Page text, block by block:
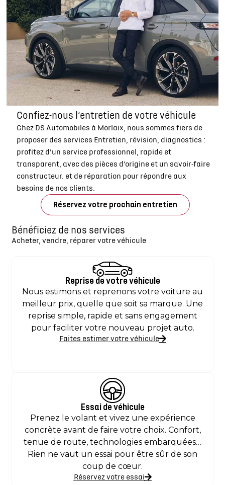
Confiez-nous l’entretien de votre véhicule
Chez DS Automobiles à Morlaix, nous sommes fiers de
proposer des services Entretien, révision, diagnostics :
profitez d’un service professionnel, rapide et
transparent, avec des pièces d’origine et un savoir-faire
constructeur. et de réparation pour répondre aux
besoins de nos clients.
Réservez votre prochain entretien
Bénéficiez de nos services
Acheter, vendre, réparer votre véhicule
Reprise de votre véhicule
Nous estimons et reprenons votre voiture au
meilleur prix, quelle que soit sa marque. Une
reprise simple, rapide et sans engagement
pour faciliter votre nouveau projet auto.
Faites estimer votre véhicule
Essai de véhicule
Prenez le volant et vivez une expérience
concrète avant de faire votre choix. Confort,
tenue de route, technologies embarquées…
Rien ne vaut un essai pour être sûr de son
coup de cœur.
Réservez votre essai